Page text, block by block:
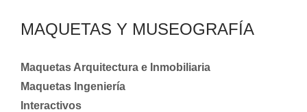
MAQUETAS Y MUSEOGRAFÍA
Maquetas Arquitectura e Inmobiliaria
Maquetas Ingeniería
Interactivos